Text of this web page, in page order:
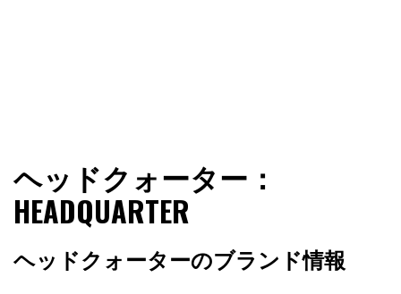
ファショコン通信
ッションとモードを分析するファッション情報サイトです
ヘッドクォーター：
HEADQUARTER
ヘッドクォーターのブランド情報